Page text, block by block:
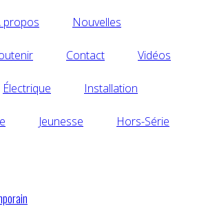
propos Nouvelles
Contact Vidéos
Électrique Installation
Jeunesse Hors-Série